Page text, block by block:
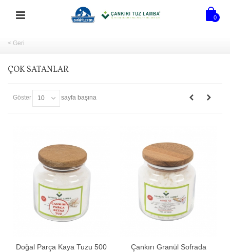
0
< Geri
ÇOK SATANLAR
Göster 10 sayfa başına
Doğal Parça Kaya Tuzu 500
Çankırı Granül Sofrada